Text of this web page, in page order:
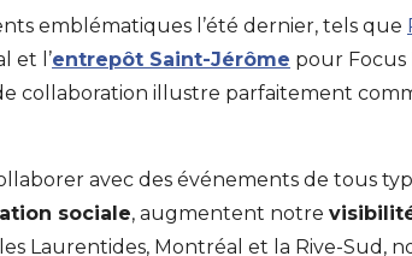
emblématiques l’été dernier, tels que
et l’entrepôt Saint-Jérôme pour Focus
collaboration illustre parfaitement
avec des événements de tous
sociale, augmentent notre
Laurentides, Montréal et la Rive-Sud,